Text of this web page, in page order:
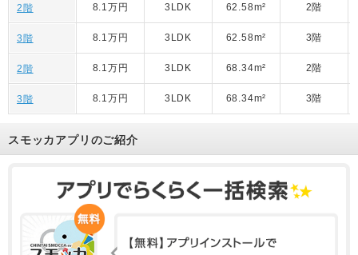
2階 8.1万円 3LDK 62.58m² 2階
3階 8.1万円 3LDK 62.58m² 3階
2階 8.1万円 3LDK 68.34m² 2階
3階 8.1万円 3LDK 68.34m² 3階
スモッカアプリのご紹介